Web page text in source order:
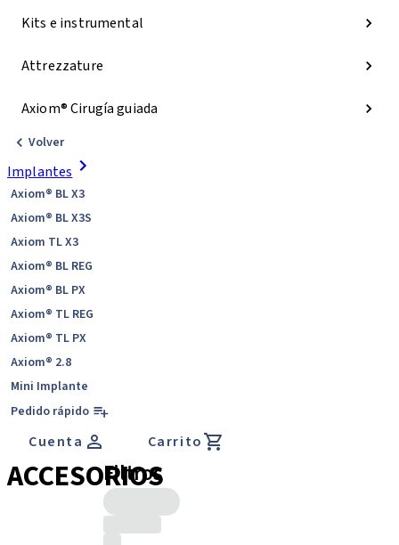
Kits e instrumental
Attrezzature
Axiom® Cirugía guiada
Volver
Implantes
Axiom® BL X3
Axiom® BL X3S
Axiom TL X3
Axiom® BL REG
Axiom® BL PX
Axiom® TL REG
Axiom® TL PX
Axiom® 2.8
Mini Implante
Pedido rápido
Cuenta Carrito
ACCESORIOS
Filtros